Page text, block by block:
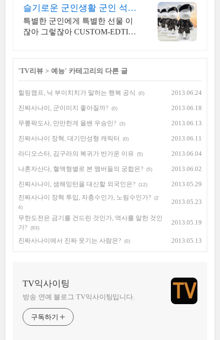
슬기로운 군인생활 군인 석고
방향제
특별한 군인에게 특별한 선물 이
잖아 그렇잖아 CUSTOM-EDTIO
'TV리뷰 > 예능' 카테고리의 다른 글
힐링캠프, 닉 부이치치가 말하는 행복 공식 (0) 2013.06.24
진짜사나이, 군이미지 좋아질까? (0) 2013.06.18
무릎팍도사, 만만한게 올밴 우승민? (3) 2013.06.13
진짜사나이 장혁, 대기만성형 캐릭터 (0) 2013.06.11
라디오스타, 김구라의 복귀가 반가운 이유 (5) 2013.06.04
나혼자산다, 혈액형별로 본 멤버들의 궁합은? (5) 2013.06.02
진짜사나이, 샘해밍턴을 대신할 외국인은? (12)
2013.05.29
진짜사나이 장혁 투입, 자충수인가, 노림수인가?
(2
4)
2013.05.23
무한도전은 금기를 건드린 것인가, 역사를 말한 것인
가?
(93)
2013.05.19
진짜사나이에서 진짜 웃기는 사람은? (0) 2013.05.13
TV익사이팅
방송 연예 블로그 TV익사이팅입니다.
구독하기